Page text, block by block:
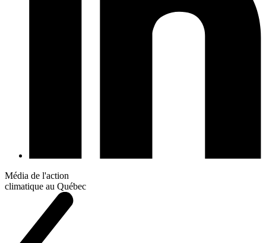
Média de l'action
climatique au Québec